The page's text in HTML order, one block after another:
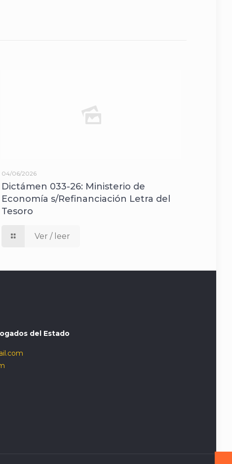
04/06/2026
Dictámen 033-26: Ministerio de
Economía s/Refinanciación Letra del
Tesoro
Ver / leer
del Estado